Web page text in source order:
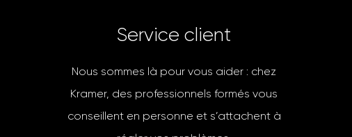
Service client
Nous sommes là pour vous aider : chez
Kramer, des professionnels formés vous
conseillent en personne et s’attachent à